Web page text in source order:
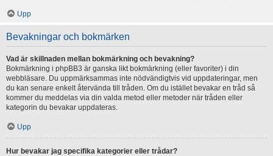
Upp
Bevakningar och bokmärken
Vad är skillnaden mellan bokmärkning och bevakning?
Bokmärkning i phpBB3 är ganska likt bokmärkning (eller favoriter) i din
webbläsare. Du uppmärksammas inte nödvändigtvis vid uppdateringar, men
du kan senare enkelt återvända till tråden. Om du istället bevakar en tråd så
kommer du meddelas via din valda metod eller metoder när tråden eller
kategorin du bevakar uppdateras.
Upp
Hur bevakar jag specifika kategorier eller trådar?